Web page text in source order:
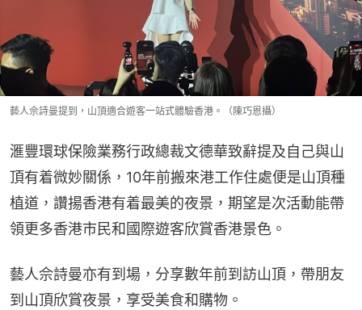
藝人佘詩曼提到，山頂適合遊客一站式體驗香港。（陳巧恩攝）
滙豐環球保險業務行政總裁文德華致辭提及自己與山
頂有着微妙關係，10年前搬來港工作住處便是山頂種
植道，讚揚香港有着最美的夜景，期望是次活動能帶
領更多香港市民和國際遊客欣賞香港景色。
藝人佘詩曼亦有到場，分享數年前到訪山頂，帶朋友
到山頂欣賞夜景，享受美食和購物。